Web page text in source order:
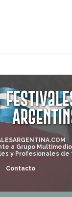
a Grupo
y Profesionales de
Contacto